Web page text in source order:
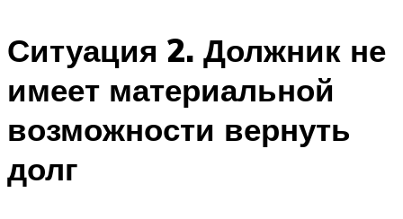
Ситуация 2. Должник не
имеет материальной
возможности вернуть
долг